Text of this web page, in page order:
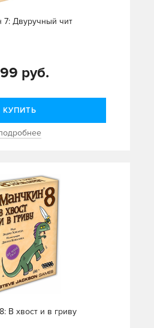
7: Двуручный чит
руб.
КУПИТЬ
В хвост и в гриву